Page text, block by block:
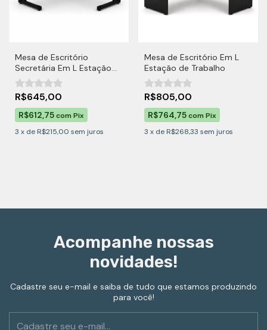
Mesa de Escritório
Secretária Em L Estação
de Trabalho
R$645,00
R$612,75comPix
3 x de R$215,00 sem juros
Mesa de Escritório Em L
Estação de Trabalho
R$805,00
R$764,75com Pix
3 x de R$268,33 sem juros
Acompanhe nossas
novidades!
Cadastre seu e-mail e saiba de tudo que estamos produzindo
para você!